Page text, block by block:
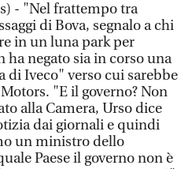
- "Nel frattempo tra
di Bova, segnalo a chi
in un luna park per
negato sia in corso una
di Iveco" verso cui sarebbe
"E il governo? Non
alla Camera, Urso dice
dai giornali e quindi
un ministro dello
Paese il governo non è